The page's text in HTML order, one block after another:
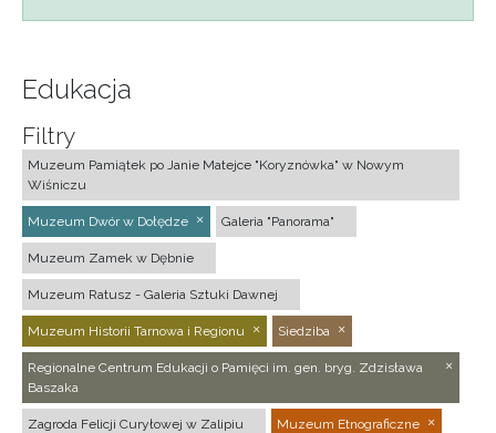
Edukacja
Filtry
Muzeum Pamiątek po Janie Matejce "Koryznówka" w Nowym
Wiśniczu
Muzeum Dwór w Dołędze Galeria "Panorama"
Muzeum Zamek w Dębnie
Muzeum Ratusz - Galeria Sztuki Dawnej
Muzeum Historii Tarnowa i Regionu Siedziba
Regionalne Centrum Edukacji o Pamięci im. gen. bryg. Zdzisława
Baszaka
Zagroda Felicji Curyłowej w Zalipiu Muzeum Etnograficzne